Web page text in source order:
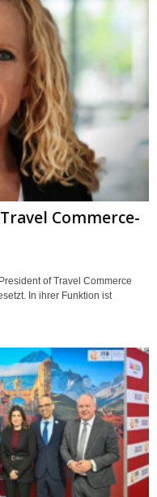
Commerce-
of Travel Commerce
In ihrer Funktion ist